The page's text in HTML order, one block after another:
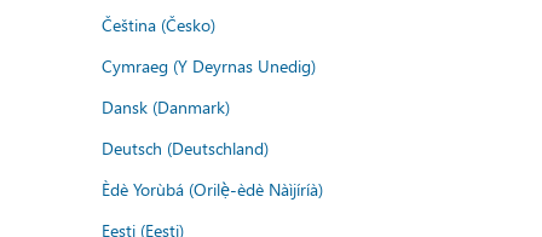
Čeština (Česko)
Cymraeg (Y Deyrnas Unedig)
Dansk (Danmark)
Deutsch (Deutschland)
Èdè Yorùbá (Orilẹ̀-èdè Nàìjíríà)
Eesti (Eesti)